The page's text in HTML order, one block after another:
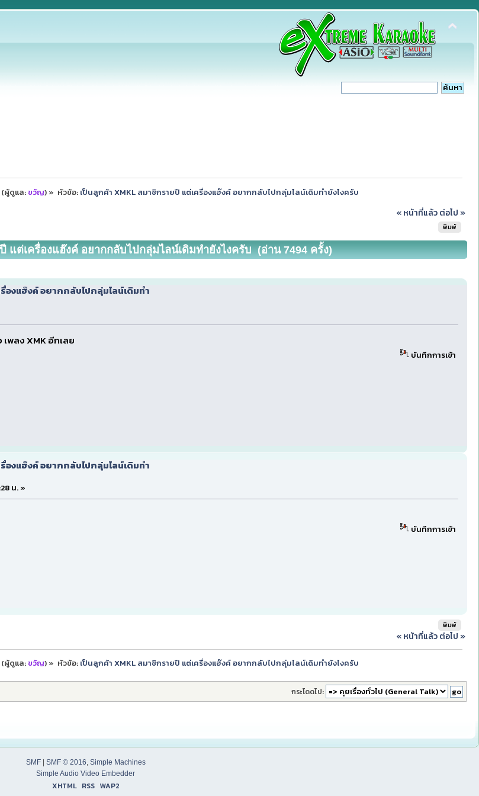
ผู้ดูแล: ขวัญ) » หัวข้อ: เป็นลูกค้า XMKL สมาชิกรายปี แต่เครื่องแฮ๊งค์ อยากกลับไปกลุ่มไลน์เดิมทำยังไงครับ
« หน้าที่แล้ว ต่อไป »
พิมพ์
ต่เครื่องแฮ๊งค์ อยากกลับไปกลุ่มไลน์เดิมทำยังไงครับ (อ่าน 7494 ครั้ง)
องแฮ๊งค์ อยากกลับไปกลุ่มไลน์เดิมทำ
เพลง XMK อีกเลย
บันทึกการเข้า
องแฮ๊งค์ อยากกลับไปกลุ่มไลน์เดิมทำ
น. »
บันทึกการเข้า
พิมพ์
« หน้าที่แล้ว ต่อไป »
ผู้ดูแล: ขวัญ) » หัวข้อ: เป็นลูกค้า XMKL สมาชิกรายปี แต่เครื่องแฮ๊งค์ อยากกลับไปกลุ่มไลน์เดิมทำยังไงครับ
กระโดดไป:
SMF| SMF © 2016 Simple Machines
Simple Audio Video Embedder
XHTML RSS WAP2